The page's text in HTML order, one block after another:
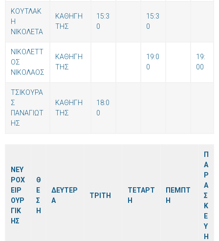
ΚΟΥΤΛΑΚ
Η
ΝΙΚΟΛΕΤΑ
ΚΑΘΗΓΗ
ΤΗΣ
15:3
0
15:3
0
ΝΙΚΟΛΕΤΤ
ΟΣ
ΝΙΚΟΛΑΟΣ
ΚΑΘΗΓΗ
ΤΗΣ
19:0
0
19:
00
ΤΣΙΚΟΥΡΑ
Σ
ΠΑΝΑΓΙΩΤ
ΗΣ
ΚΑΘΗΓΗ
ΤΗΣ
18:0
0
ΝΕΥ
ΡΟΧ
ΕΙΡ
ΟΥΡ
ΓΙΚ
ΗΣ
Θ
Ε
Σ
Η
ΔΕΥΤΕΡ
Α
ΤΡΙΤΗ
ΤΕΤΑΡΤ
Η
ΠΕΜΠΤ
Η
Π
Α
Ρ
Α
Σ
Κ
Ε
Υ
Η